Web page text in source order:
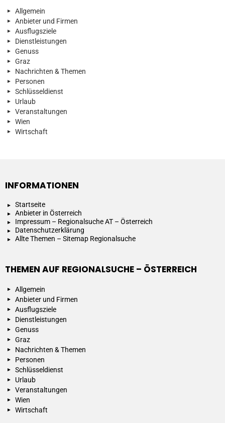
Allgemein
Anbieter und Firmen
Ausflugsziele
Dienstleistungen
Genuss
Graz
Nachrichten & Themen
Personen
Schlüsseldienst
Urlaub
Veranstaltungen
Wien
Wirtschaft
INFORMATIONEN
Startseite
Anbieter in Österreich
Impressum – Regionalsuche AT – Österreich
Datenschutzerklärung
Allte Themen – Sitemap Regionalsuche
THEMEN AUF REGIONALSUCHE – ÖSTERREICH
Allgemein
Anbieter und Firmen
Ausflugsziele
Dienstleistungen
Genuss
Graz
Nachrichten & Themen
Personen
Schlüsseldienst
Urlaub
Veranstaltungen
Wien
Wirtschaft